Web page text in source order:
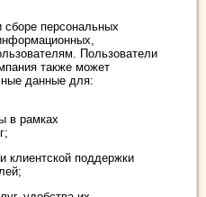
сборе персональных
Пользователи
также может
данные для:
в рамках
клиентской поддержки